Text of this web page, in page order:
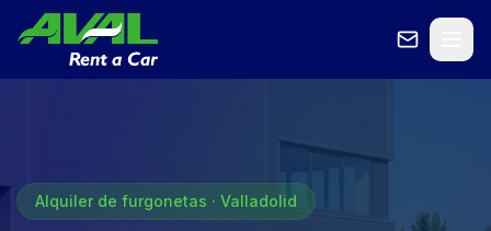
Alquiler de furgonetas · Valladolid